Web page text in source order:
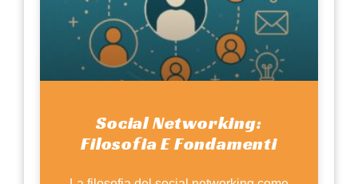
Social Networking:
Filosofia E Fondamenti